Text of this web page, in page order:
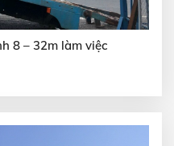
8 – 32m làm việc